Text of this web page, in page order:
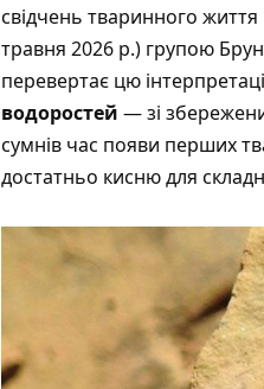
свідчень тваринного
травня 2026 р.) групою
перевертає цю
водоростей — зі
сумнів час появи перших
достатньо кисню для